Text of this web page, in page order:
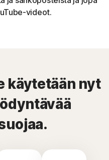
videot.
käytetään nyt